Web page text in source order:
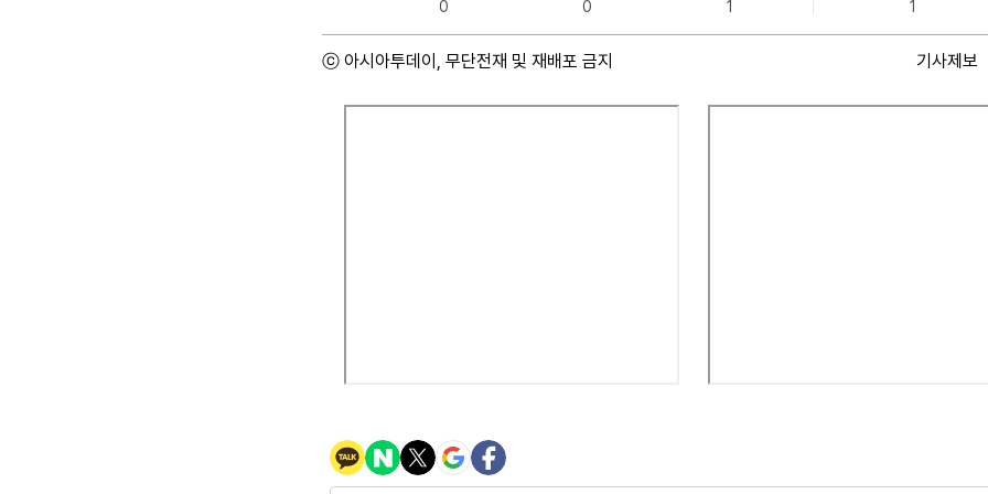
0 0 1 1
ⓒ 아시아투데이, 무단전재 및 재배포 금지 기사제보